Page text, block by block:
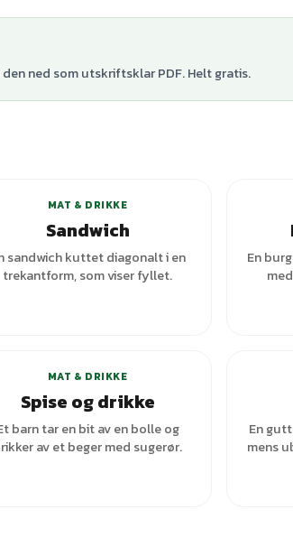
ned som utskriftsklar PDF. Helt gratis.
MAT & DRIKKE
Sandwich
sandwich kuttet diagonalt i en
trekantform, som viser fyllet.
En
MAT & DRIKKE
Spise og drikke
barn tar en bit av en bolle og
av et beger med sugerør.
En
mens